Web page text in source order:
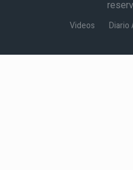
Videos Diario